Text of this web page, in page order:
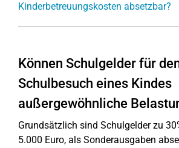
Kinderbetreuungskosten absetzbar?
Können Schulgelder für
Schulbesuch eines Kindes
außergewöhnliche
Grundsätzlich sind Schulgelder zu
5.000 Euro, als Sonderausgaben